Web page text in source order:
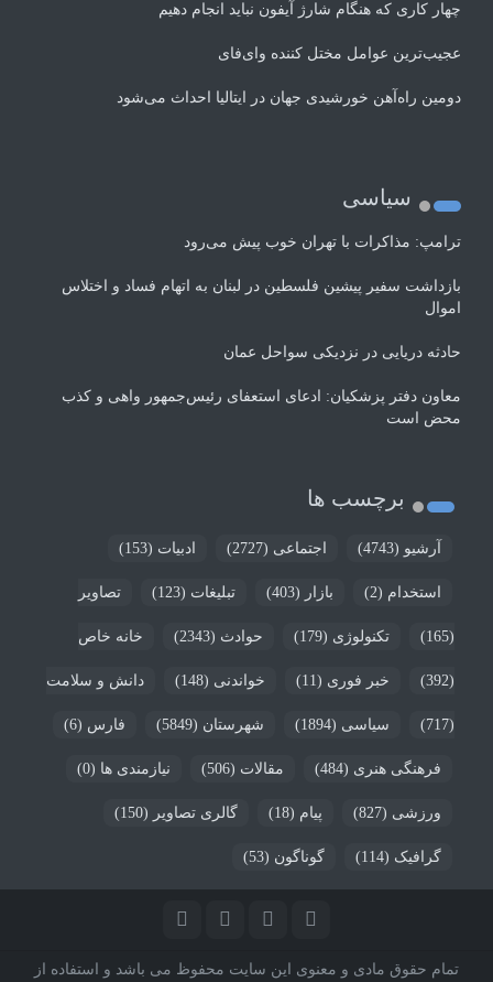
چهار کاری که هنگام شارژ آیفون نباید انجام دهیم
عجیب‌ترین عوامل مختل کننده وای‌فای
دومین راه‌آهن خورشیدی جهان در ایتالیا احداث می‌شود
سیاسی
ترامپ: مذاکرات با تهران خوب پیش می‌رود
بازداشت سفیر پیشین فلسطین در لبنان به اتهام فساد و اختلاس
اموال
حادثه دریایی در نزدیکی سواحل عمان
معاون دفتر پزشکیان: ادعای استعفای رئیس‌جمهور واهی و کذب
محض است
برچسب ها
آرشیو (4743) اجتماعی (2727) ادبیات (153)
استخدام (2) بازار (403) تبلیغات (123) تصاویر
(165) تکنولوژی (179) حوادث (2343) خانه خاص
(392) خبر فوری (11) خواندنی (148) دانش و سلامت
(717) سیاسی (1894) شهرستان (5849) فارس (6)
فرهنگی هنری (484) مقالات (506) نیازمندی ها (0)
ورزشی (827) پیام (18) گالری تصاویر (150)
گرافیک (114) گوناگون (53)
تمام حقوق مادی و معنوی این سایت محفوظ می باشد و استفاده از